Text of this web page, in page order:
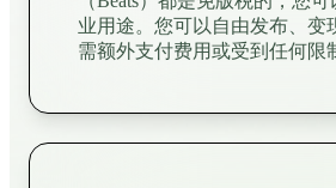
业用途。您可以自由发布、变
需额外支付费用或受到任何限